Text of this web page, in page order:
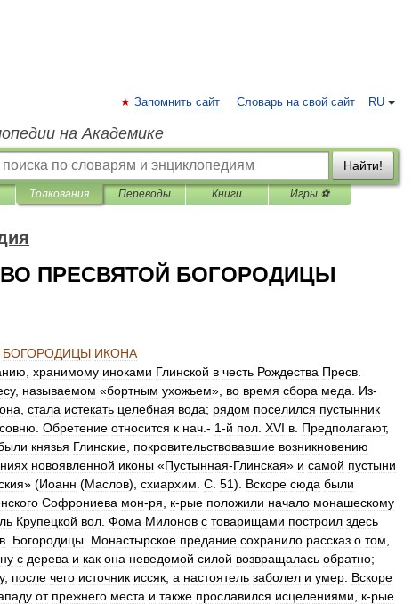
RU
Запомнить сайт Словарь на свой сайт
на Академике
Найти!
Толкования Переводы Книги Игры ⚽
ПРЕСВЯТОЙ БОГОРОДИЦЫ
БОГОРОДИЦЫ ИКОНА
хранимому иноками Глинской в честь Рождества Пресв
, называемом «бортным ухожьем», во время сбора меда Из-
стала истекать целебная вода; рядом поселился пустынник
Обретение относится к нач .- 1-й пол XVI в Предполагают,
князья Глинские покровительствовавшие возникновению
новоявленной иконы «Пустынная-Глинская» и самой пустыни
» (Иоанн (Маслов), схиархим С 51). Вскоре сюда были
Софрониева мон-ря к-рые положили начало монашескому
Крупецкой вол Фома Милонов с товарищами построил здесь
Богородицы Монастырское предание сохранило рассказ о том
с дерева и как она неведомой силой возвращалась обратно;
, после чего источник иссяк а настоятель заболел и умер Вскоре
от прежнего места и также прославился исцелениями к-рые